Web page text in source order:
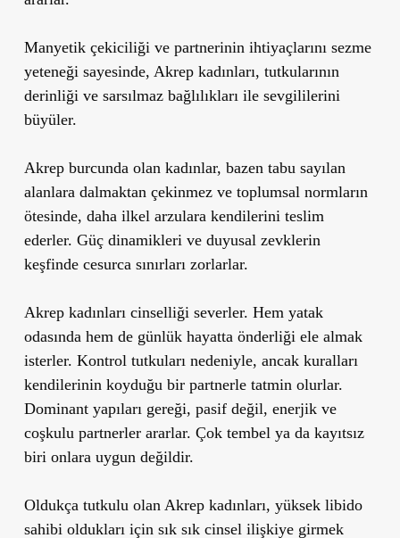
Manyetik çekiciliği ve partnerinin ihtiyaçlarını sezme
yeteneği sayesinde, Akrep kadınları, tutkularının
derinliği ve sarsılmaz bağlılıkları ile sevgililerini
büyüler.
Akrep burcunda olan kadınlar, bazen tabu sayılan
alanlara dalmaktan çekinmez ve toplumsal normların
ötesinde, daha ilkel arzulara kendilerini teslim
ederler. Güç dinamikleri ve duyusal zevklerin
keşfinde cesurca sınırları zorlarlar.
Akrep kadınları cinselliği severler. Hem yatak
odasında hem de günlük hayatta önderliği ele almak
isterler. Kontrol tutkuları nedeniyle, ancak kuralları
kendilerinin koyduğu bir partnerle tatmin olurlar.
Dominant yapıları gereği, pasif değil, enerjik ve
coşkulu partnerler ararlar. Çok tembel ya da kayıtsız
biri onlara uygun değildir.
Oldukça tutkulu olan Akrep kadınları, yüksek libido
sahibi oldukları için sık sık cinsel ilişkiye girmek